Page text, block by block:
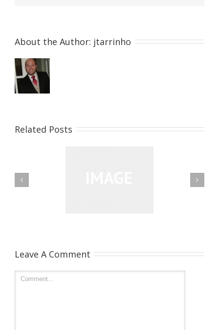
About the Author: jtarrinho
Related Posts
Leave A Comment